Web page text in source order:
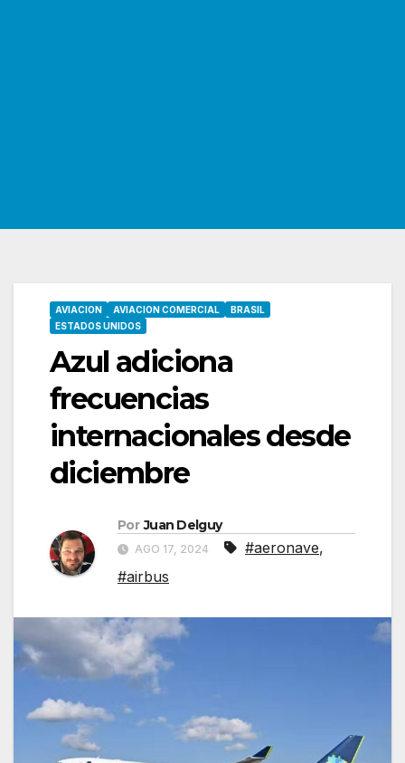
AVIACION AVIACION COMERCIAL
BRASIL
ESTADOS UNIDOS
Azul adiciona
frecuencias
internacionales desde
diciembre
Por Juan Delguy
AGO 17, 2024 #aeronave,
#airbus